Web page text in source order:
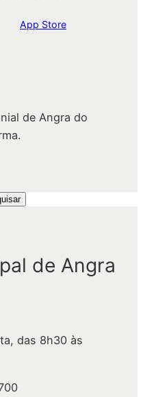
App Store
de Angra do
de Angra
das 8h30 às